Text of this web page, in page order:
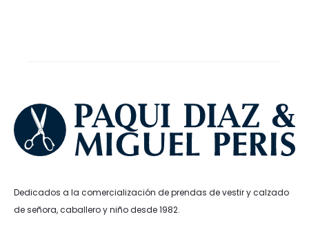
Dedicados a la comercialización de prendas de vestir y calzado
de señora, caballero y niño desde 1982.